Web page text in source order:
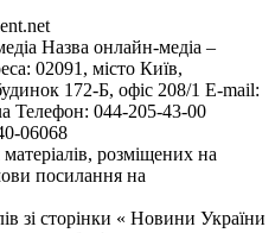
Назва онлайн-медіа –
02091, місто Київ,
172-Б, офіс 208/1 E-mail:
Телефон: 044-205-43-00
06068
розміщених на
посилання на
зі сторінки « Новини України